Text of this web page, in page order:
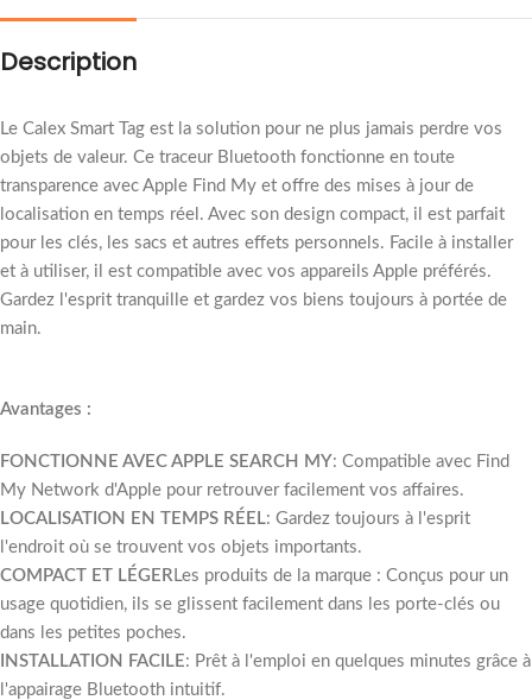
Description
Le Calex Smart Tag est la solution pour ne plus jamais perdre vos
objets de valeur. Ce traceur Bluetooth fonctionne en toute
transparence avec Apple Find My et offre des mises à jour de
localisation en temps réel. Avec son design compact, il est parfait
pour les clés, les sacs et autres effets personnels. Facile à installer
et à utiliser, il est compatible avec vos appareils Apple préférés.
Gardez l'esprit tranquille et gardez vos biens toujours à portée de
main.
Avantages :
FONCTIONNE AVEC APPLE SEARCH MY: Compatible avec Find
My Network d'Apple pour retrouver facilement vos affaires.
LOCALISATION EN TEMPS RÉEL: Gardez toujours à l'esprit
l'endroit où se trouvent vos objets importants.
COMPACT ET LÉGER Les produits de la marque : Conçus pour un
usage quotidien, ils se glissent facilement dans les porte-clés ou
dans les petites poches.
INSTALLATION FACILE: Prêt à l'emploi en quelques minutes grâce à
l'appairage Bluetooth intuitif.